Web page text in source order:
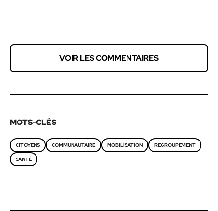
VOIR LES COMMENTAIRES
MOTS-CLÉS
CITOYENS COMMUNAUTAIRE MOBILISATION REGROUPEMENT
SANTÉ